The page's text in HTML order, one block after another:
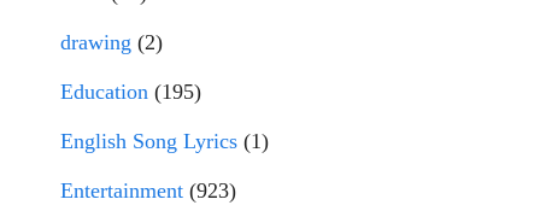
drawing (2)
Education (195)
English Song Lyrics (1)
Entertainment (923)